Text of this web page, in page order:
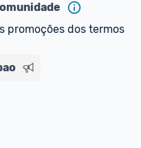
promoções dos termos